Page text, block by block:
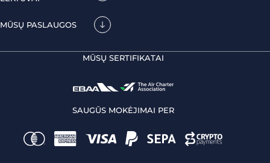
MŪSŲ PASLAUGOS
MŪSŲ SERTIFIKATAI
SAUGŪS MOKĖJIMAI PER